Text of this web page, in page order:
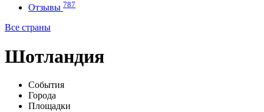
Отзывы 787
Все страны
Шотландия
События
Города
Площадки